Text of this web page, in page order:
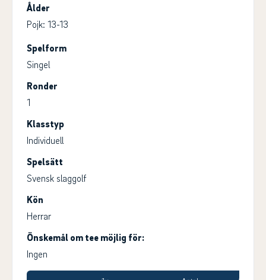
Ålder
Pojk: 13-13
Spelform
Singel
Ronder
1
Klasstyp
Individuell
Spelsätt
Svensk slaggolf
Kön
Herrar
Önskemål om tee möjlig för:
Ingen